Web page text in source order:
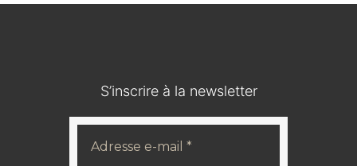
S’inscrire à la newsletter